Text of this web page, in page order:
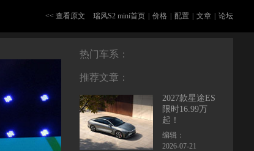
<< 查看原文 瑞风S2 mini首页 价格 配置 文章 论坛
热门车系：
推荐文章：
2027款星途ES
限时16.99万
起！
编辑：
2026-07-21